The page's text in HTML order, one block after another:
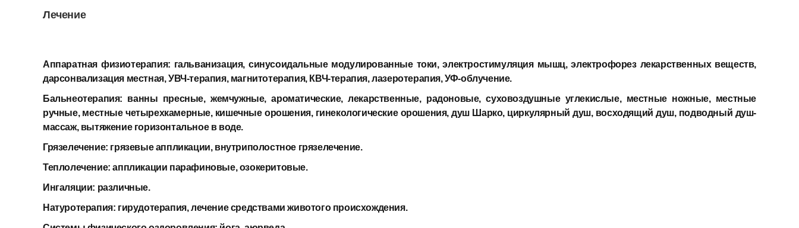
Лечение
Аппаратная физиотерапия: гальванизация, синусоидальные модулированные токи, электростимуляция мышц, электрофорез лекарственных веществ,
дарсонвализация местная, УВЧ-терапия, магнитотерапия, КВЧ-терапия, лазеротерапия, УФ-облучение.
Бальнеотерапия: ванны пресные, жемчужные, ароматические, лекарственные, радоновые, суховоздушные углекислые, местные ножные, местные
ручные, местные четырехкамерные, кишечные орошения, гинекологические орошения, душ Шарко, циркулярный душ, восходящий душ, подводный душ-
массаж, вытяжение горизонтальное в воде.
Грязелечение: грязевые аппликации, внутриполостное грязелечение.
Теплолечение:аппликации парафиновые, озокеритовые.
Ингаляции: различные.
Натуротерапия: гирудотерапия, лечение средствами животого происхождения.